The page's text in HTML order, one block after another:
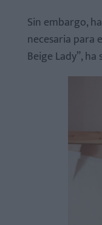
¿Es
¿Cómo
Sin embargo,
necesaria para
Beige Lady”,